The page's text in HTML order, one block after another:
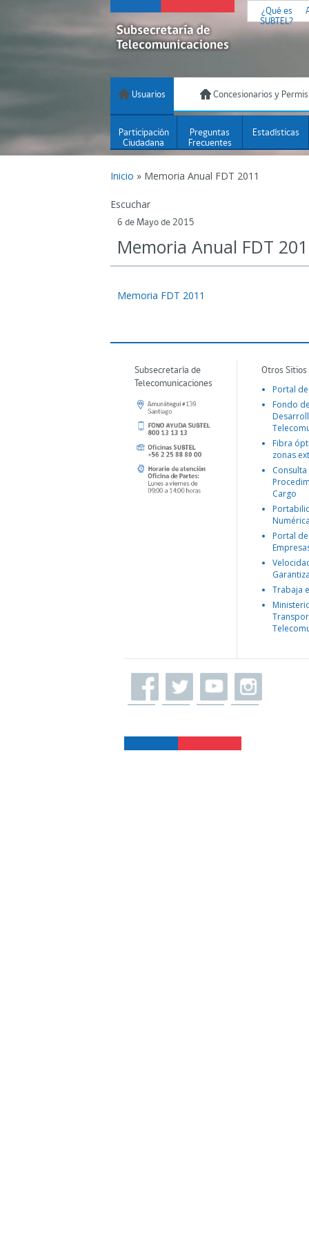
¿Qué es
SUBTEL?
Usuarios Concesionarios y
Participación
Ciudadana
Preguntas
Frecuentes
Estadísticas
Inicio » Memoria Anual FDT 2011
Escuchar
6 de Mayo de 2015
Memoria Anual FDT
Memoria FDT 2011
Subsecretaría de
Telecomunicaciones
Otros
Portal
Fondo
Fibra
zonas
Consulta
Cargo
Portal
Trabaja